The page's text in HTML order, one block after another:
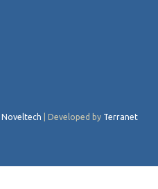
Noveltech | Developed by Terranet